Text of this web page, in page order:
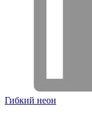
Гибкий неон